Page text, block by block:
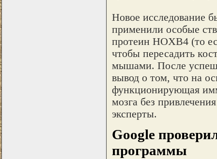
Новое исследование
применили особые
протеин HOXB4 (то
чтобы пересадить
мышами. После
вывод о том, что на
функционирующая
мозга без
эксперты.
Google
программы